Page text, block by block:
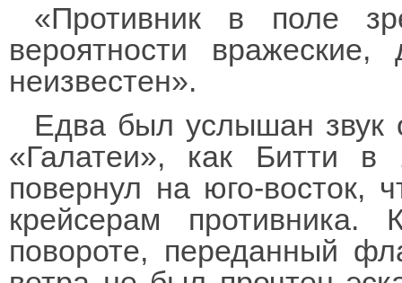
«Противник в поле
вероятности вражеские,
неизвестен».
Едва был услышан звук
«Галатеи», как Битти
повернул на юго-восток,
крейсерам
повороте, переданный